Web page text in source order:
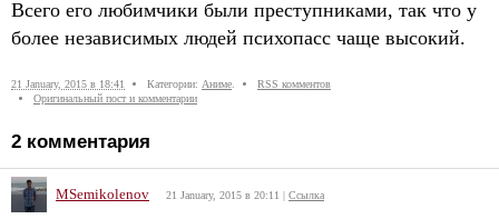
Всего его любимчики были преступниками, так что у
более независимых людей психопасс чаще высокий.
21 January, 2015 в 18:41 Категории: Аниме
RSS комментов
Оригинальный пост и комментарии
2 комментария
MSemikolenov 21 January, 2015 в 20:11 | Ссылка